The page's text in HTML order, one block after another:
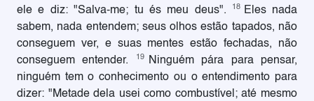
ele e diz: "Salva-me; tu és meu deus".
18
Eles nada
sabem, nada entendem; seus olhos estão tapados, não
conseguem ver, e suas mentes estão fechadas, não
conseguem entender.
19
Ninguém pára para pensar,
ninguém tem o conhecimento ou o entendimento para
dizer: "Metade dela usei como combustível; até mesmo